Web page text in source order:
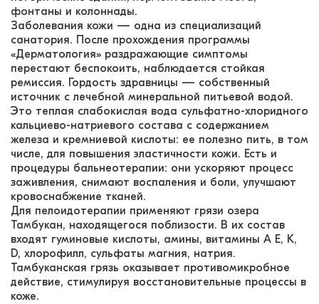
фонтаны и колоннады.
Заболевания кожи — одна из специализаций
санатория. После прохождения программы
«Дерматология» раздражающие симптомы
перестают беспокоить, наблюдается стойкая
ремиссия. Гордость здравницы — собственный
источник с лечебной минеральной питьевой водой.
Это теплая слабокислая вода сульфатно-хлоридного
кальциево-натриевого состава с содержанием
железа и кремниевой кислоты: ее полезно пить, в том
числе, для повышения эластичности кожи. Есть и
процедуры бальнеотерапии: они ускоряют процесс
заживления, снимают воспаления и боли, улучшают
кровоснабжение тканей.
Для пелоидотерапии применяют грязи озера
Тамбукан, находящегося поблизости. В их состав
входят гуминовые кислоты, амины, витамины А Е, К,
D, хлорофилл, сульфаты магния, натрия.
Тамбуканская грязь оказывает противомикробное
действие, стимулируя восстановительные процессы в
коже.